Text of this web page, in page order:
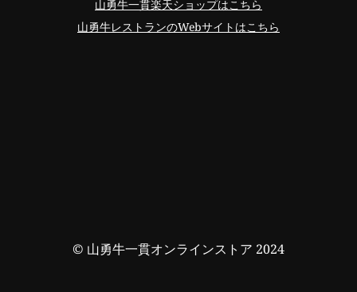
山勇牛一貫楽天ショップはこちら
山勇牛レストランのWebサイトはこちら
© 山勇牛一貫オンラインストア 2024